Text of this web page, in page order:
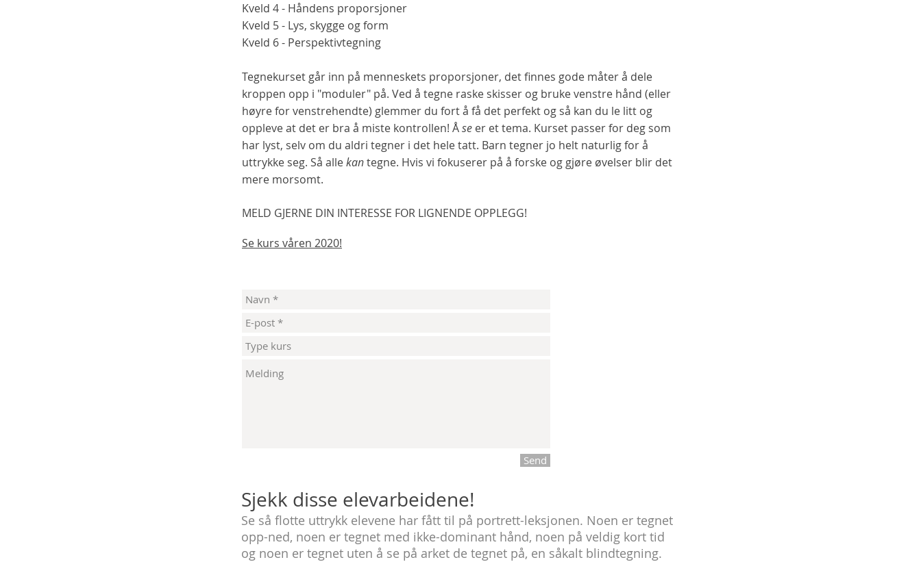
Kveld 4 - Håndens proporsjoner
Kveld 5 - Lys, skygge og form
Kveld 6 - Perspektivtegning
Tegnekurset går inn på menneskets proporsjoner, det finnes gode måter å dele
kroppen opp i "moduler" på. Ved å tegne raske skisser og bruke venstre hånd (eller
høyre for venstrehendte) glemmer du fort å få det perfekt og så kan du le litt og
oppleve at det er bra å miste kontrollen! Åse er et tema. Kurset passer for deg som
har lyst, selv om du aldri tegner i det hele tatt. Barn tegner jo helt naturlig for å
uttrykke seg. Så allekantegne. Hvis vi fokuserer på å forske og gjøre øvelser blir det
mere morsomt.
MELD GJERNE DIN INTERESSE FOR LIGNENDE OPPLEGG!
Se kurs våren 2020!
Send
Sjekk disse elevarbeidene!
Se så flotte uttrykk elevene har fått til på portrett-leksjonen. Noen er tegnet
opp-ned, noen er tegnet med ikke-dominant hånd, noen på veldig kort tid
og noen er tegnet uten å se på arket de tegnet på, en såkalt blindtegning.